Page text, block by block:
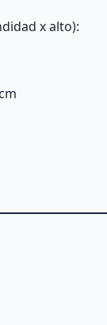
x alto):